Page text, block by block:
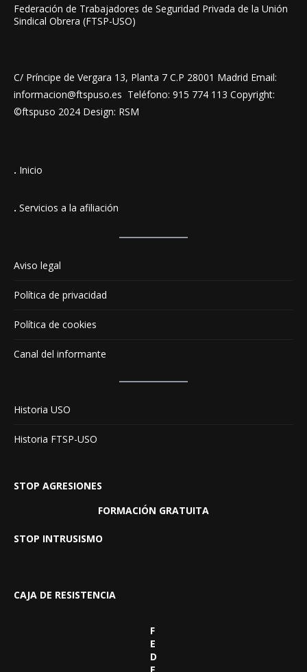
Federación de Trabajadores de Seguridad Privada de la Unión
Sindical Obrera (FTSP-USO)
C/ Príncipe de Vergara 13, Planta 7 C.P 28001 Madrid Email:
informacion@ftspuso.es Teléfono: 915 774 113 Copyright:
©ftspuso 2024 Design: RSM
. Inicio
. Servicios a la afiliación
Aviso legal
Política de privacidad
Política de cookies
Canal del informante
Historia USO
Historia FTSP-USO
STOP AGRESIONES
FORMACIÓN GRATUITA
STOP INTRUSISMO
CAJA DE RESISTENCIA
F
E
D